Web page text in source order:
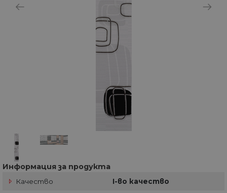
Информация за продукта
Качество I-во качество